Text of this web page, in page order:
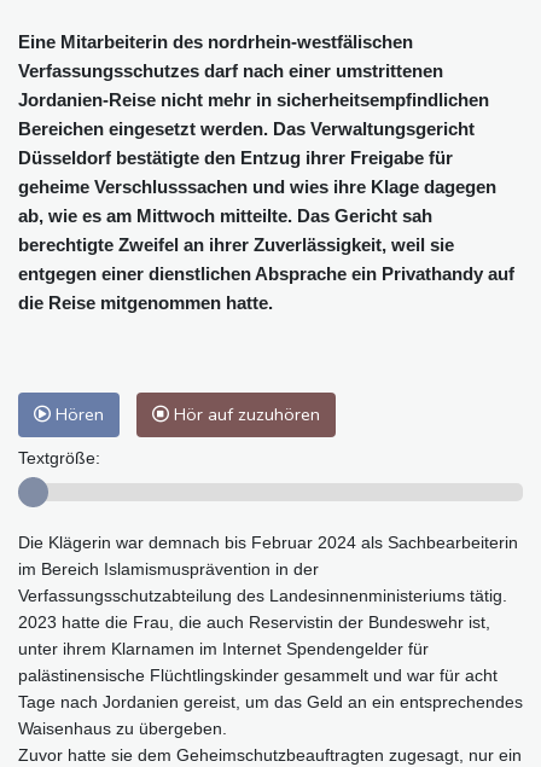
Eine Mitarbeiterin des nordrhein-westfälischen
Verfassungsschutzes darf nach einer umstrittenen
Jordanien-Reise nicht mehr in sicherheitsempfindlichen
Bereichen eingesetzt werden. Das Verwaltungsgericht
Düsseldorf bestätigte den Entzug ihrer Freigabe für
geheime Verschlusssachen und wies ihre Klage dagegen
ab, wie es am Mittwoch mitteilte. Das Gericht sah
berechtigte Zweifel an ihrer Zuverlässigkeit, weil sie
entgegen einer dienstlichen Absprache ein Privathandy auf
die Reise mitgenommen hatte.
Hören Hör auf zuzuhören
Textgröße:
Die Klägerin war demnach bis Februar 2024 als Sachbearbeiterin
im Bereich Islamismusprävention in der
Verfassungsschutzabteilung des Landesinnenministeriums tätig.
2023 hatte die Frau, die auch Reservistin der Bundeswehr ist,
unter ihrem Klarnamen im Internet Spendengelder für
palästinensische Flüchtlingskinder gesammelt und war für acht
Tage nach Jordanien gereist, um das Geld an ein entsprechendes
Waisenhaus zu übergeben.
Zuvor hatte sie dem Geheimschutzbeauftragten zugesagt, nur ein